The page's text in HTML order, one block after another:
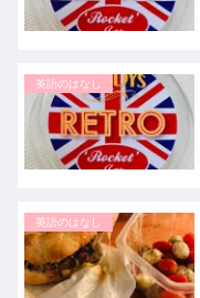
英語のはなし
英語のはなし